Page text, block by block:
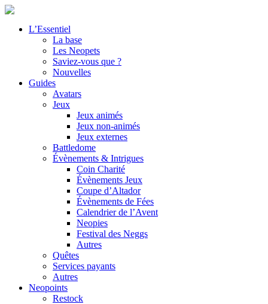
L’Essentiel
La base
Les Neopets
Saviez-vous que ?
Nouvelles
Guides
Avatars
Jeux
Jeux animés
Jeux non-animés
Jeux externes
Battledome
Évènements & Intrigues
Coin Charité
Évènements Jeux
Coupe d’Altador
Évènements de Fées
Calendrier de l’Avent
Neopies
Festival des Neggs
Autres
Quêtes
Services payants
Autres
Neopoints
Restock